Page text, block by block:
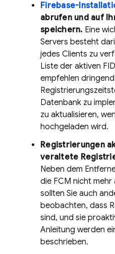
Firebase-
abrufen und auf
speichern. Eine
Servers besteht
jedes Clients zu
Liste der aktiven
empfehlen
Datenbank zu
zu aktualisieren,
hochgeladen wird.
Registrierungen
veraltete
Neben dem
die FCM nicht mehr
sollten Sie auch
beobachten, dass
sind, und sie
Anleitung werden
beschrieben.